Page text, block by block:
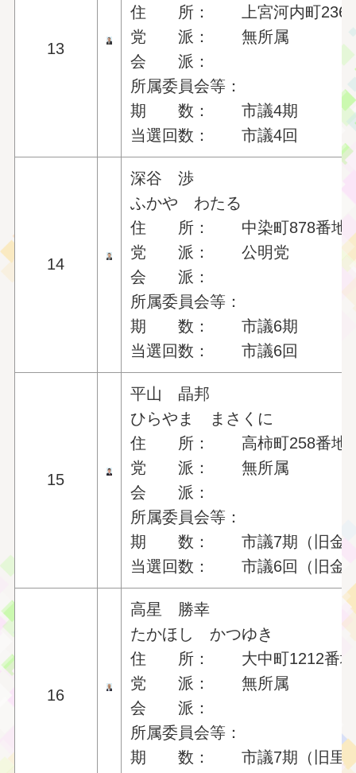
13
住 所： 上宮河内町2369
党 派： 無所属
会 派：
所属委員会等：
期 数： 市議4期
当選回数： 市議4回
14
深谷 渉
ふかや わたる
住 所： 中染町878番地
党 派： 公明党
会 派：
所属委員会等：
期 数： 市議6期
当選回数： 市議6回
15
平山 晶邦
ひらやま まさくに
住 所： 高柿町258番地
党 派： 無所属
会 派：
所属委員会等：
期 数： 市議7期（旧金砂
当選回数： 市議6回（旧金
16
高星 勝幸
たかほし かつゆき
住 所： 大中町1212番地
党 派： 無所属
会 派：
所属委員会等：
期 数： 市議7期（旧里美